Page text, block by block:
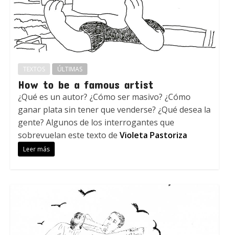
TEXTOS ÚLTIMAS
How to be a famous artist
¿Qué es un autor? ¿Cómo ser masivo? ¿Cómo
ganar plata sin tener que venderse? ¿Qué desea la
gente? Algunos de los interrogantes que
sobrevuelan este texto de Violeta Pastoriza
Leer más